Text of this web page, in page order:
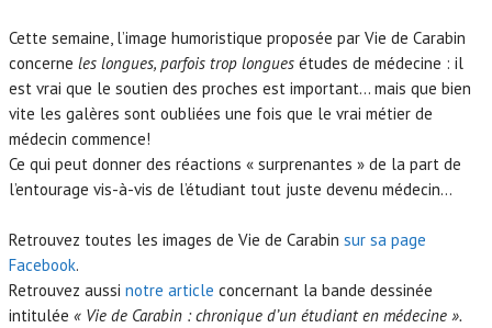
Cette semaine, l’image humoristique proposée par Vie de Carabin
concerne les longues, parfois trop longues études de médecine : il
est vrai que le soutien des proches est important… mais que bien
vite les galères sont oubliées une fois que le vrai métier de
médecin commence!
Ce qui peut donner des réactions « surprenantes » de la part de
l’entourage vis-à-vis de l’étudiant tout juste devenu médecin…
Retrouvez toutes les images de Vie de Carabin sur sa page
Facebook.
Retrouvez aussi notre article concernant la bande dessinée
intitulée « Vie de Carabin : chronique d’un étudiant en médecine ».